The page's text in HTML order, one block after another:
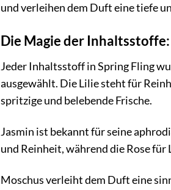
und verleihen dem Duft eine tiefe
Die Magie der Inhaltsstoffe:
Jeder Inhaltsstoff in Spring Fling
ausgewählt. Die Lilie steht für
spritzige und belebende Frische.
Jasmin ist bekannt für seine
und Reinheit, während die Rose für
Moschus verleiht dem Duft eine